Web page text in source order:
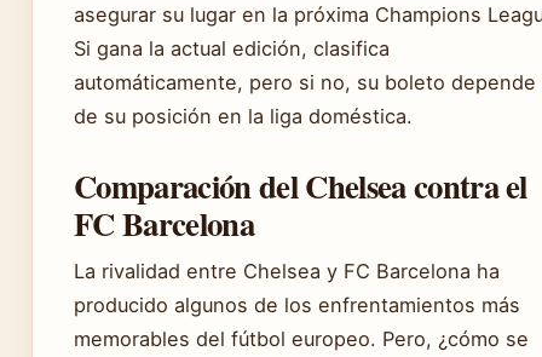
asegurar su lugar en la próxima Champions
Si gana la actual edición, clasifica
automáticamente, pero si no, su boleto depende
de su posición en la liga doméstica.
Comparación del Chelsea contra el
FC Barcelona
La rivalidad entre Chelsea y FC Barcelona ha
producido algunos de los enfrentamientos más
memorables del fútbol europeo. Pero, ¿cómo se